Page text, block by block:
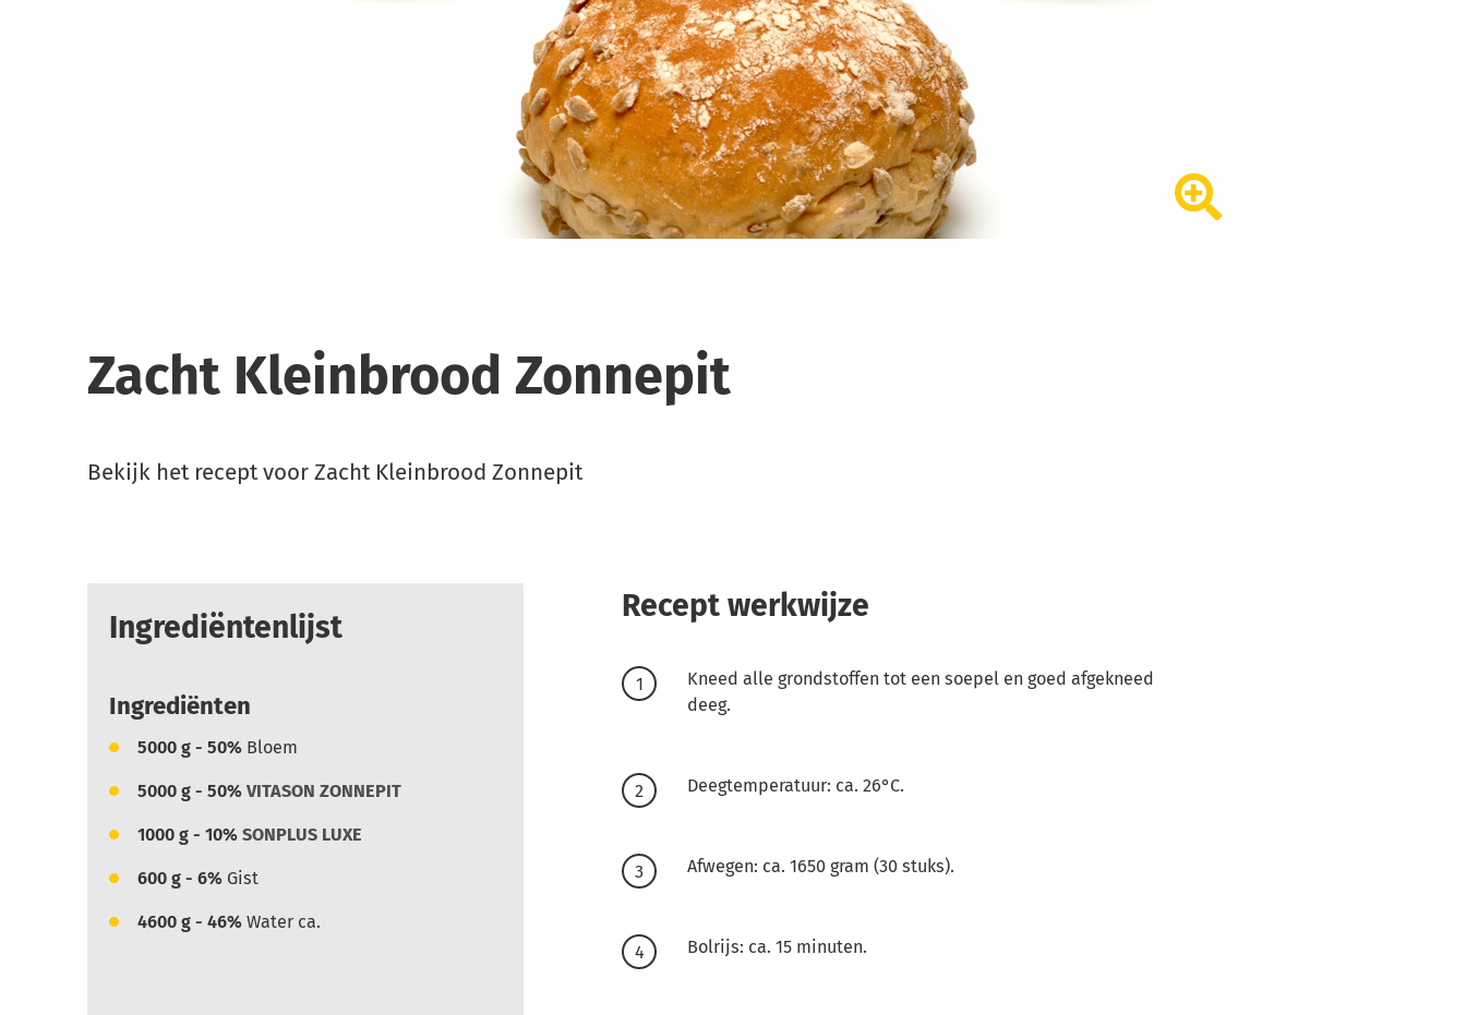
Zacht Kleinbrood Zonnepit
Bekijk het recept voor Zacht Kleinbrood Zonnepit
Ingrediëntenlijst
Ingrediënten
5000 g - 50% Bloem
5000 g - 50% VITASON ZONNEPIT
1000 g - 10% SONPLUS LUXE
600 g - 6% Gist
4600 g - 46% Water ca.
Recept werkwijze
Kneed alle grondstoffen tot een soepel en goed afgekneed
deeg.
Deegtemperatuur: ca. 26°C.
Afwegen: ca. 1650 gram (30 stuks).
Bolrijs: ca. 15 minuten.